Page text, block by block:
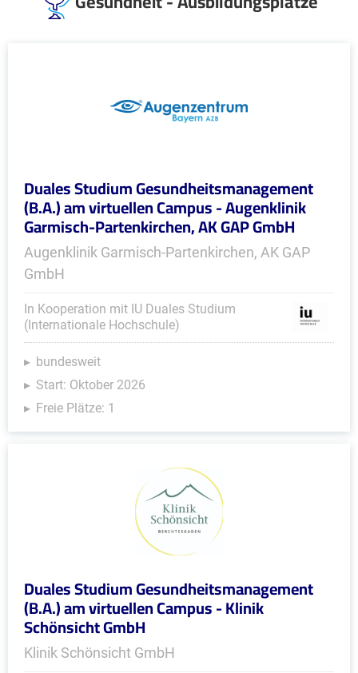
Duales Studium Gesundheitsmanagement
(B.A.) am virtuellen Campus - Augenklinik
Garmisch-Partenkirchen, AK GAP GmbH
Augenklinik Garmisch-Partenkirchen, AK GAP
GmbH
In Kooperation mit IU Duales Studium
(Internationale Hochschule)
bundesweit
Start: Oktober 2026
Freie Plätze: 1
Duales Studium Gesundheitsmanagement
(B.A.) am virtuellen Campus - Klinik
Schönsicht GmbH
Klinik Schönsicht GmbH